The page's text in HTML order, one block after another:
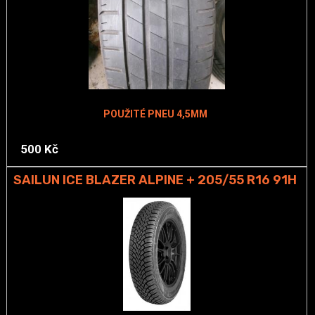
POUŽITÉ PNEU 4,5MM
500 Kč
SAILUN ICE BLAZER ALPINE + 205/55 R16 91H